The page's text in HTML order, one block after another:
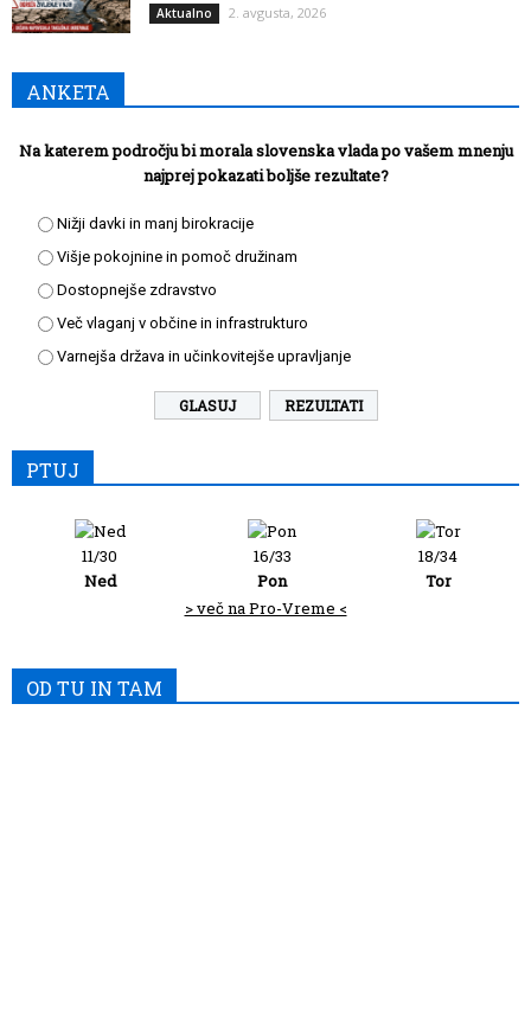
Aktualno 2. avgusta, 2026
ANKETA
Na katerem področju bi morala slovenska vlada po vašem mnenju
najprej pokazati boljše rezultate?
Nižji davki in manj birokracije
Višje pokojnine in pomoč družinam
Dostopnejše zdravstvo
Več vlaganj v občine in infrastrukturo
Varnejša država in učinkovitejše upravljanje
REZULTATI
PTUJ
11/30
Ned
16/33
Pon
18/34
Tor
> več na Pro-Vreme <
OD TU IN TAM